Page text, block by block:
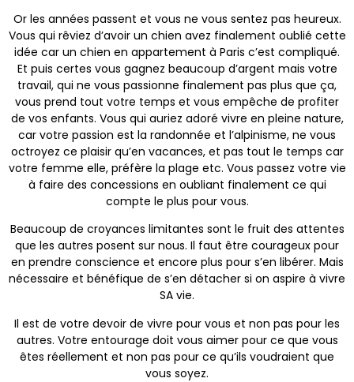
Or les années passent et vous ne vous sentez pas heureux.
Vous qui rêviez d’avoir un chien avez finalement oublié cette
idée car un chien en appartement à Paris c’est compliqué.
Et puis certes vous gagnez beaucoup d’argent mais votre
travail, qui ne vous passionne finalement pas plus que ça,
vous prend tout votre temps et vous empêche de profiter
de vos enfants. Vous qui auriez adoré vivre en pleine nature,
car votre passion est la randonnée et l’alpinisme, ne vous
octroyez ce plaisir qu’en vacances, et pas tout le temps car
votre femme elle, préfère la plage etc. Vous passez votre vie
à faire des concessions en oubliant finalement ce qui
compte le plus pour vous.
Beaucoup de croyances limitantes sont le fruit des attentes
que les autres posent sur nous. Il faut être courageux pour
en prendre conscience et encore plus pour s’en libérer. Mais
nécessaire et bénéfique de s’en détacher si on aspire à vivre
SA vie.
Il est de votre devoir de vivre pour vous et non pas pour les
autres. Votre entourage doit vous aimer pour ce que vous
êtes réellement et non pas pour ce qu’ils voudraient que
vous soyez.